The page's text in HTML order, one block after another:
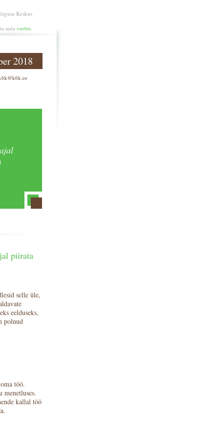
Keskus
seda veebis.
2018
piirata
selle üle,
eelduseks,
polnud
töö.
menetluses.
kallal töö